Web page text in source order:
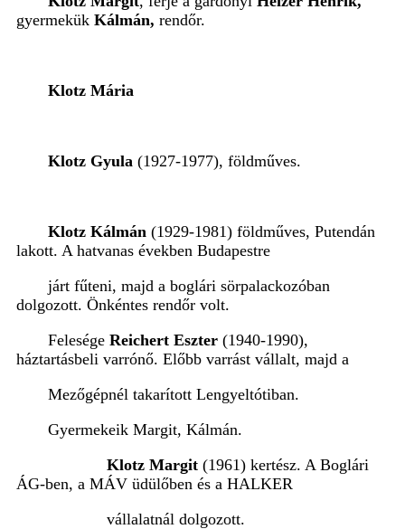
gyermekük Kálmán, rendőr.
Klotz Mária
Klotz Gyula (1927-1977), földműves.
Klotz Kálmán (1929-1981) földműves, Putendán
lakott. A hatvanas években Budapestre
járt fűteni, majd a boglári sörpalackozóban
dolgozott. Önkéntes rendőr volt.
Felesége Reichert Eszter (1940-1990),
háztartásbeli varrónő. Előbb varrást vállalt, majd a
Mezőgépnél takarított Lengyeltótiban.
Gyermekeik Margit, Kálmán.
Klotz Margit (1961) kertész. A Boglári
ÁG-ben, a MÁV üdülőben és a HALKER
vállalatnál dolgozott.